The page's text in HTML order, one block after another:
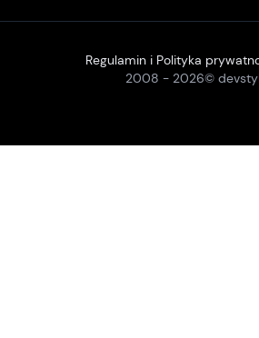
2008 - 2026©
Regulamin i Polityka